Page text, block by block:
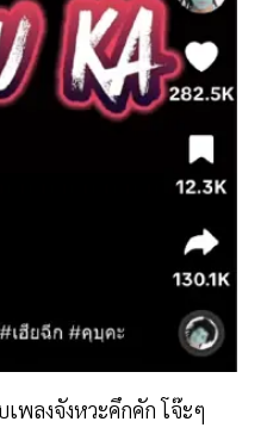
พลงจังหวะคึกคัก โจ๊ะๆ